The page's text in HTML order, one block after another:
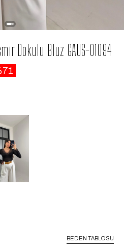
Dokulu Bluz GAUS-01094
71
BEDEN TABLOSU